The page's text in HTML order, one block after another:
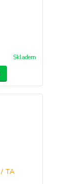
Skladem